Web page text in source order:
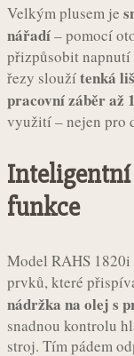
Velkým plusem je
nářadí– pomocí
přizpůsobit napnutí
řezy sloužítenká
pracovní záběr až
využití – nejen pro
funkce
Model RAHS
prvků, které
nádržka na olej s
snadnou kontrolu
stroj. Tím pádem